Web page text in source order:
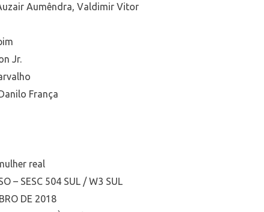
Aumêndra, Valdimir Vitor
Jr.
França
real
– SESC 504 SUL / W3 SUL
DE 2018